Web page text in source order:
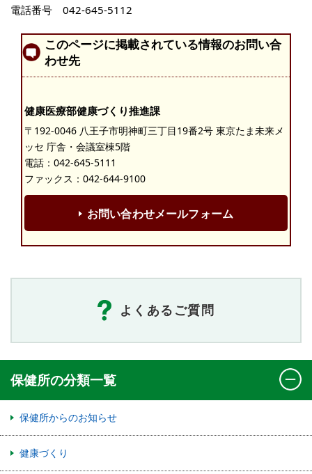
電話番号 042-645-5112
このページに掲載されている情報のお問い合
わせ先
健康医療部健康づくり推進課
〒192-0046 八王子市明神町三丁目19番2号 東京たま未来メ
ッセ 庁舎・会議室棟5階
電話： 042-645-5111
ファックス：042-644-9100
お問い合わせメールフォーム
よくあるご質問
保健所の分類一覧
保健所からのお知らせ
健康づくり